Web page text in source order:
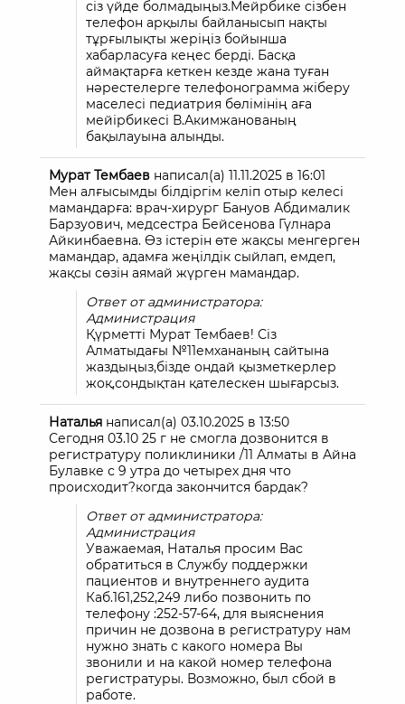
сіз үйде болмадыңыз.Мейрбике сізбен
телефон арқылы байланысып нақты
тұрғылықты жеріңіз бойынша
хабарласуға кеңес берді. Басқа
аймақтарға кеткен кезде жана туған
нәрестелерге телефонограмма жіберу
маселесі педиатрия бөлімінің аға
мейірбикесі В.Акимжанованың
бақылауына алынды.
Мурат Тембаев написал(а) 11.11.2025 в 16:01
Мен алғысымды білдіргім келіп отыр келесі
мамандарға: врач-хирург Бануов Абдималик
Барзуович, медсестра Бейсенова Гүлнара
Айкинбаевна. Өз істерін өте жақсы менгерген
мамандар, адамға жеңілдік сыйлап, емдеп,
жақсы сөзін аямай жүрген мамандар.
Ответ от администратора:
Администрация
Қүрметті Мурат Тембаев! Сіз
Алматыдағы №11емхананың сайтына
жаздыңыз,бізде ондай қызметкерлер
жоқ,сондықтан қателескен шығарсыз.
Наталья написал(а) 03.10.2025 в 13:50
Сегодня 03.10 25 г не смогла дозвонится в
регистратуру поликлиники /11 Алматы в Айна
Булавке с 9 утра до четырех дня что
происходит?когда закончится бардак?
Ответ от администратора:
Администрация
Уважаемая, Наталья просим Вас
обратиться в Службу поддержки
пациентов и внутреннего аудита
Каб.161,252,249 либо позвонить по
телефону :252-57-64, для выяснения
причин не дозвона в регистратуру нам
нужно знать с какого номера Вы
звонили и на какой номер телефона
регистратуры. Возможно, был сбой в
работе.